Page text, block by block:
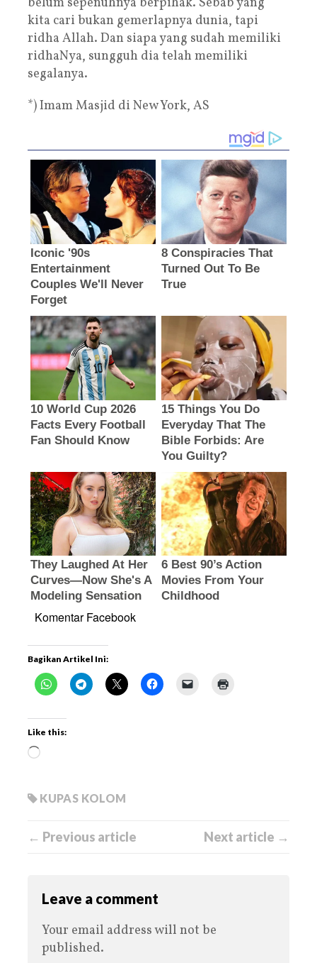
kita cari bukan gemerlapnya dunia, tapi
ridha Allah. Dan siapa yang sudah memiliki
ridhaNya, sungguh dia telah memiliki
segalanya.
*) Imam Masjid di New York, AS
Komentar Facebook
Bagikan Artikel Ini:
Like this:
KUPAS KOLOM
← Previous article Next article →
Leave a comment
Your email address will not be
published.